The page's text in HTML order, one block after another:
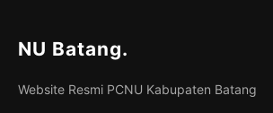
NU Batang.
Website Resmi PCNU Kabupaten Batang